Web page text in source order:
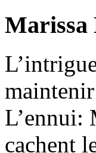
Marissa
L’ennui:
cachent